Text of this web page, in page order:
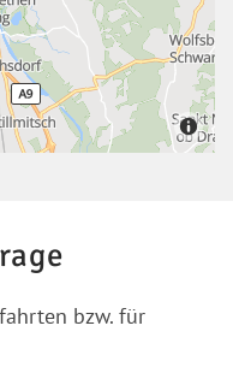
bzw. für